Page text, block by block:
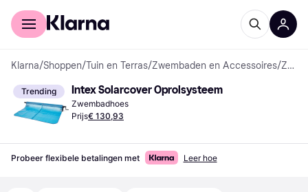
Voor shoppers
Klarna/Shoppen/Tuin en Terras/Zwembaden en Accessoires/ Zwembadhoezen
Trending Intex Solarcover Oprolsysteem
Zwembadhoes
Prijs€ 130,93
Probeer flexibele betalingen met Leer hoe